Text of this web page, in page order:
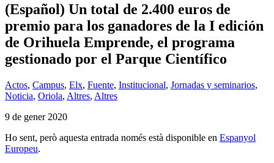
(Español) Un total de 2.400 euros de
premio para los ganadores de la I edición
de Orihuela Emprende, el programa
gestionado por el Parque Científico
Actos, Campus, Elx, Fuente, Institucional, Jornadas y seminarios,
Noticia, Oriola, Altres, Altres
9 de gener 2020
Ho sent, però aquesta entrada només està disponible en Espanyol
Europeu.